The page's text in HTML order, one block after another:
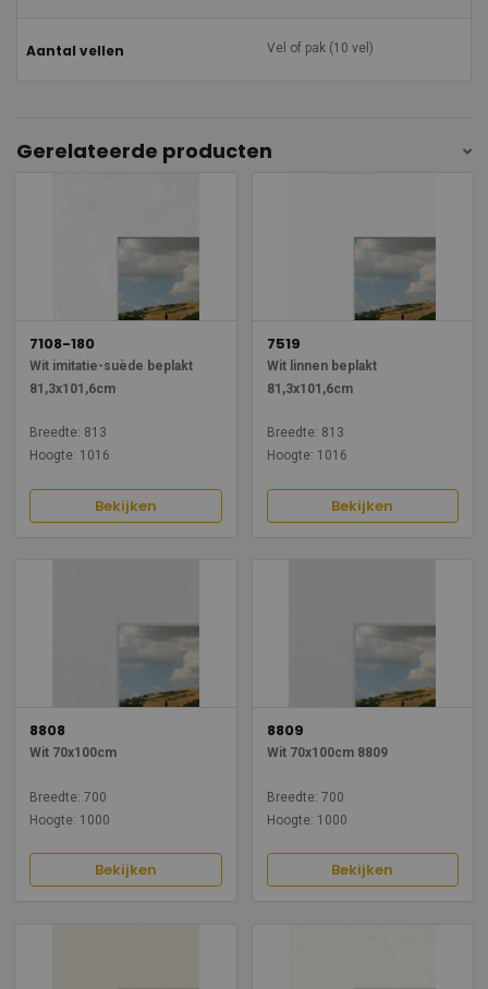
Aantal vellen Vel of pak (10 vel)
Gerelateerde producten
7108-180
Wit imitatie-suède beplakt
81,3x101,6cm
Breedte: 813
Hoogte: 1016
Bekijken
7519
Wit linnen beplakt
81,3x101,6cm
Breedte: 813
Hoogte: 1016
Bekijken
8808
Wit 70x100cm
Breedte: 700
Hoogte: 1000
Bekijken
8809
Wit 70x100cm 8809
Breedte: 700
Hoogte: 1000
Bekijken